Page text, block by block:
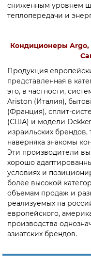
сниженным уровнем
теплопередачи и
Кондиционеры Argo,
Продукция
представленная в
это, в частности,
Ariston (Италия),
(Франция), сплит-
(США) и модели Dekker
израильских
наверняка знакомы
Эти производители
хорошо
условиях и
более высокой
объемам продаж и
реализуемых на
европейского,
производства
азиатских брендов.